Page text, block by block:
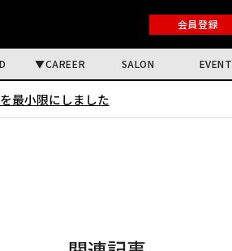
会員登録
CAREER SALON EVENT
最小限にしました